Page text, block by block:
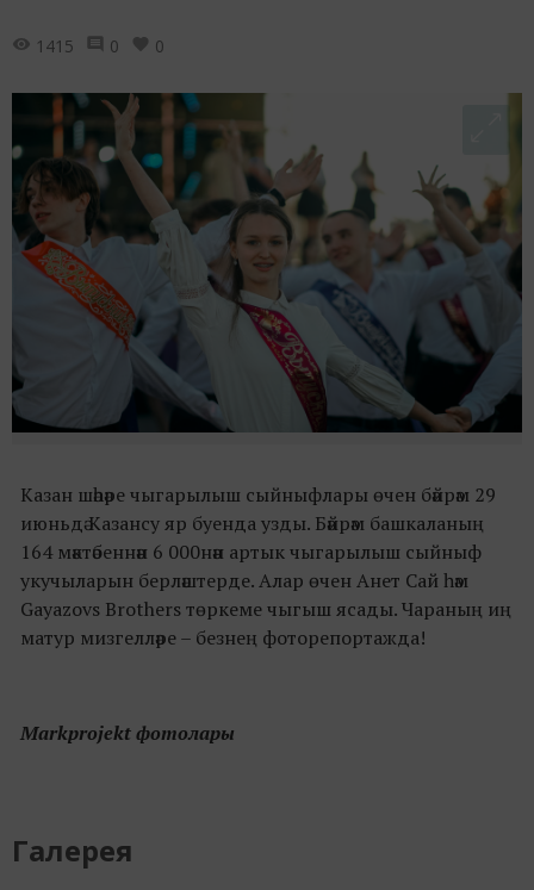
1415 0 0
Казан шәһәре чыгарылыш сыйныфлары өчен бәйрәм 29
июньдә Казансу яр буенда узды. Бәйрәм башкаланың
164 мәктәбеннән 6 000нән артык чыгарылыш сыйныф
укучыларын берләштерде. Алар өчен Анет Сай һәм
Gayazovs Brothers төркеме чыгыш ясады. Чараның иң
матур мизгелләре – безнең фоторепортажда!
Markprojekt фотолары
Галерея